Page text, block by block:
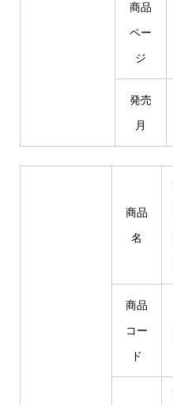
商品
ペー
ジ
発売
月
商品
名
商品
コー
ド